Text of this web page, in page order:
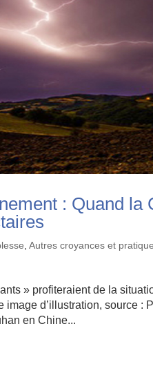
: Quand
,Autres croyances et
» profiteraient de la
image d’illustration, source :
en Chine...